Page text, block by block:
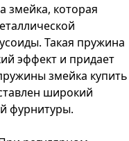
змейка, которая
Такая пружина
эффект и придает
змейка купить
широкий
фурнитуры.